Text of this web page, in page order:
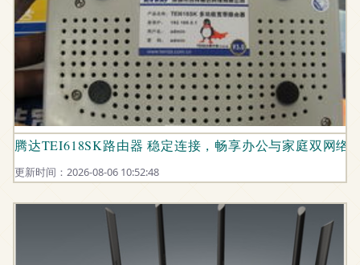
腾达TEI618SK路由器 稳定连接，畅享办公与家庭双网络
更新时间：2026-08-06 10:52:48